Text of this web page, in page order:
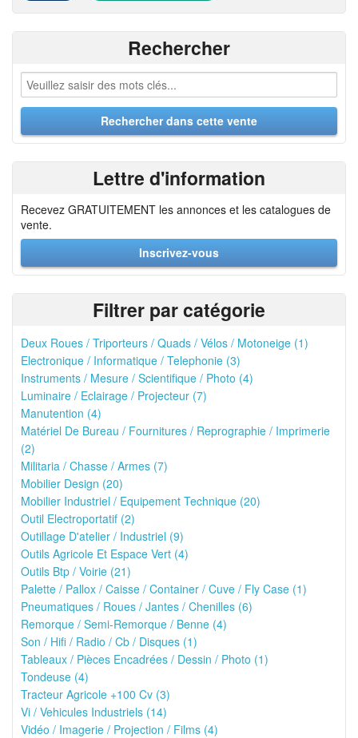
Rechercher
Lettre d'information
Recevez GRATUITEMENT les annonces et les catalogues de
vente.
Inscrivez-vous
Filtrer par catégorie
Deux Roues / Triporteurs / Quads / Vélos / Motoneige (1)
Electronique / Informatique / Telephonie (3)
Instruments / Mesure / Scientifique / Photo (4)
Luminaire / Eclairage / Projecteur (7)
Manutention (4)
Matériel De Bureau / Fournitures / Reprographie / Imprimerie
(2)
Militaria / Chasse / Armes (7)
Mobilier Design (20)
Mobilier Industriel / Equipement Technique (20)
Outil Electroportatif (2)
Outillage D'atelier / Industriel (9)
Outils Agricole Et Espace Vert (4)
Outils Btp / Voirie (21)
Palette / Pallox / Caisse / Container / Cuve / Fly Case (1)
Pneumatiques / Roues / Jantes / Chenilles (6)
Remorque / Semi-Remorque / Benne (4)
Son / Hifi / Radio / Cb / Disques (1)
Tableaux / Pièces Encadrées / Dessin / Photo (1)
Tondeuse (4)
Tracteur Agricole +100 Cv (3)
Vi / Vehicules Industriels (14)
Vidéo / Imagerie / Projection / Films (4)